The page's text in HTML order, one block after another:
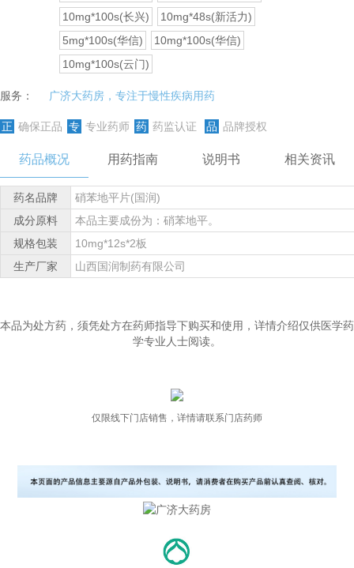
10mg*100s(长兴)
10mg*48s(新活力)
5mg*100s(华信)
10mg*100s(华信)
10mg*100s(云门)
服务： 广济大药房，专注于慢性疾病用药
正 确保正品 专 专业药师 药 药监认证 品 品牌授权
药品概况 用药指南 说明书 相关资讯
药名品牌
硝苯地平片(国润)
成分原料
本品主要成份为：硝苯地平。
规格包装
10mg*12s*2板
生产厂家
山西国润制药有限公司
本品为处方药，须凭处方在药师指导下购买和使用，详情介绍仅供医学药
学专业人士阅读。
仅限线下门店销售，详情请联系门店药师